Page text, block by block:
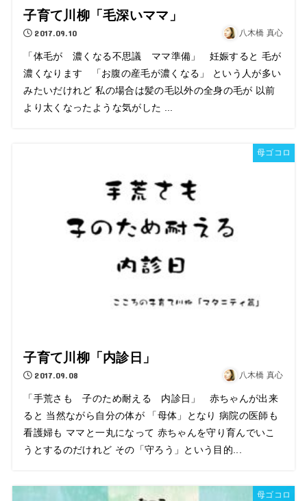
子育て川柳「毛深いママ」
2017.09.10 八木橋 真心
「体毛が 濃くなる不思議 ママ準備」 妊娠すると 毛が
濃くなります 「お腹の産毛が濃くなる」 という人が多い
みたいだけれど 私の場合は髪の毛以外の全身の毛が 以前
より太くなったような気がした ...
母ゴコロ
子育て川柳「内診日」
2017.09.08 八木橋 真心
「手荒さも 子のため耐える 内診日」 赤ちゃんが出来
ると 当然ながら自分の体が 「母体」となり 病院の医師も
看護婦も ママと一丸になって 赤ちゃんを守り育んでいこ
うとするのだけれど その「守ろう」という目的...
母ゴコロ